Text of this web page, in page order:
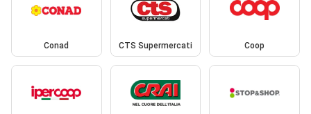
Conad CTS Supermercati Coop